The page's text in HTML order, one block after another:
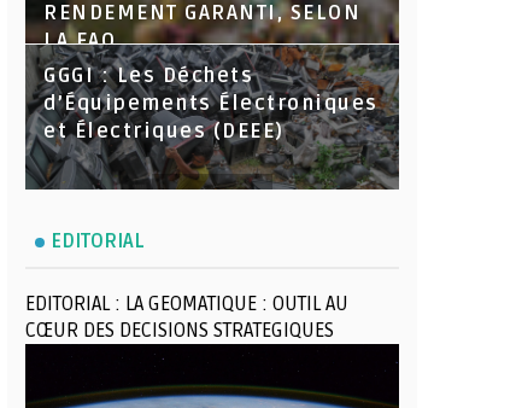
RENDEMENT GARANTI, SELON
LA FAO
GGGI : Les Déchets
d’Équipements Électroniques
et Électriques (DEEE)
EDITORIAL
EDITORIAL : LA GEOMATIQUE : OUTIL AU
CŒUR DES DECISIONS STRATEGIQUES